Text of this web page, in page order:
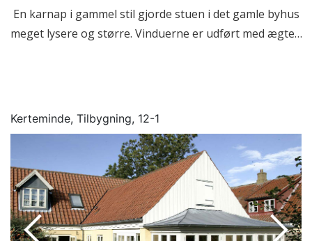
En karnap i gammel stil gjorde stuen i det gamle byhus
meget lysere og større. Vinduerne er udført med ægte…
Kerteminde, Tilbygning, 12-1